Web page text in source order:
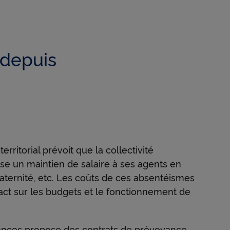
prévoit que la collectivité
un maintien de salaire à ses agents en
etc. Les coûts de ces absentéismes
sur les budgets et le fonctionnement de
à
des